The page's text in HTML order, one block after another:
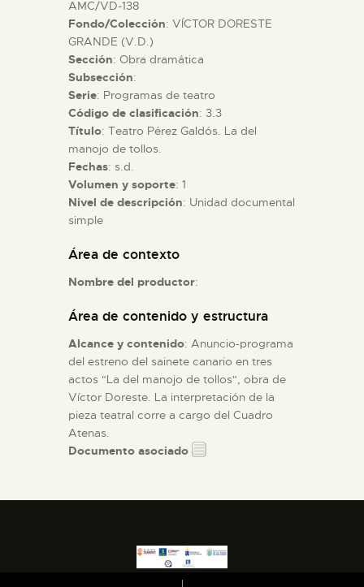
ACTIVIDADES
█
EL MUSEO
COLECCIONES
DIDÁCTICA
ESPAÑOL
AMC/VD-138
Fondo/Colección: VÍCTOR DORESTE
GRANDE (V.D.)
Sección: Obra dramática
Subsección:
Serie: Programas de teatro
Código de clasificación: 3.3
Título: Teatro Pérez Galdós. La del
manojo de tollos.
Fechas: s.d.
Volumen y soporte: 1
Nivel de descripción: Unidad documental
simple
Área de contexto
Nombre del productor:
Área de contenido y estructura
Alcance y contenido: Anuncio-programa
del estreno del sainete canario en tres
actos "La del manojo de tollos", obra de
Víctor Doreste. La interpretación de la
pieza teatral corre a cargo del Cuadro
Atenas.
Documento asociado